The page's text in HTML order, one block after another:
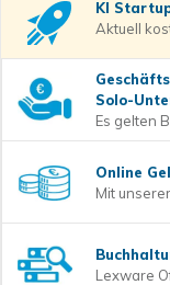
KI
Aktuell
Solo-
Es gelten
Online
Mit
Lexware